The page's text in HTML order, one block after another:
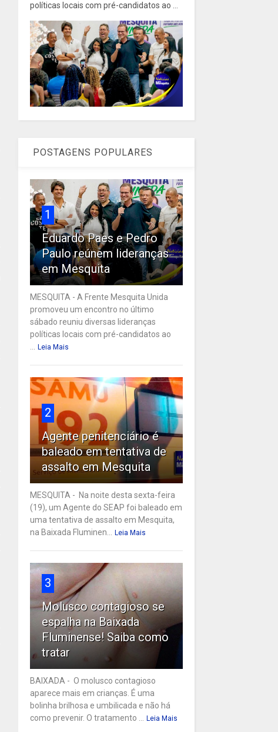
políticas locais com pré-candidatos ao ...
POSTAGENS POPULARES
1
Eduardo Paes e Pedro
Paulo reúnem lideranças
em Mesquita
MESQUITA - A Frente Mesquita Unida
promoveu um encontro no último
sábado reuniu diversas lideranças
políticas locais com pré-candidatos ao
... Leia Mais
2
Agente penitenciário é
baleado em tentativa de
assalto em Mesquita
MESQUITA - Na noite desta sexta-feira
(19), um Agente do SEAP foi baleado em
uma tentativa de assalto em Mesquita,
na Baixada Fluminen... Leia Mais
3
Molusco contagioso se
espalha na Baixada
Fluminense! Saiba como
tratar
BAIXADA - O molusco contagioso
aparece mais em crianças. É uma
bolinha brilhosa e umbilicada e não há
como prevenir. O tratamento ... Leia Mais